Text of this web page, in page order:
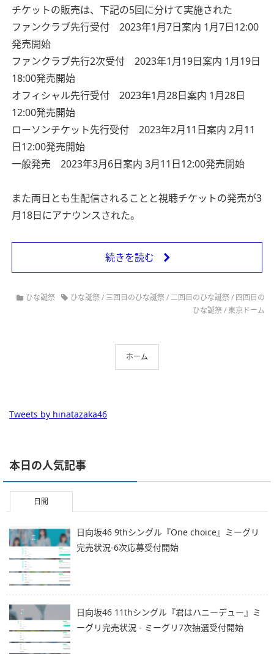
チケットの販売は、下記の5回に分けて実施された
ファンクラブ先行受付 2023年1月7日案内 1月7日12:00
発売開始
ファンクラブ先行2次受付 2023年1月19日案内 1月19日
18:00発売開始
オフィシャル先行受付 2023年1月28日案内 1月28日
12:00発売開始
ローソンチケット先行受付 2023年2月11日案内 2月11
日12:00発売開始
一般発売 2023年3月6日案内 3月11日12:00発売開始
また両日とも生配信されることと視聴チケットの発売が3
月18日にアナウンスされた。
続きを読む
ひな誕祭 ひな誕祭/ 三回目のひな誕祭/二回目のひな誕祭/ 四回目の
ひな誕祭/ 東京ドーム
ホーム
Tweets by hinatazaka46
本日の人気記事
日間
日向坂46 9thシングル『One choice』ミーグリ
完売状況-6次応募受付開始
日向坂46 11thシングル『君はハニーデュー』ミ
ーグリ完売状況 - ミーグリ7次抽選受付開始